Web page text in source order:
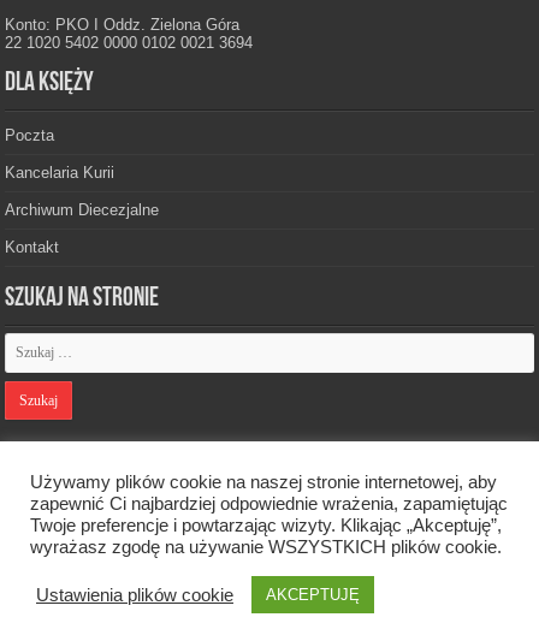
Konto: PKO I Oddz. Zielona Góra
22 1020 5402 0000 0102 0021 3694
Dla księży
Poczta
Kancelaria Kurii
Archiwum Diecezjalne
Kontakt
Szukaj na stronie
Designed by Webdawid
Oficjalna strona Diecezji Zielonogórsko-Gorzowskiej. © 2026. Wszelkie
prawa zastrzeżone.
Używamy plików cookie na naszej stronie internetowej, aby
zapewnić Ci najbardziej odpowiednie wrażenia, zapamiętując
Twoje preferencje i powtarzając wizyty. Klikając „Akceptuję”,
wyrażasz zgodę na używanie WSZYSTKICH plików cookie.
Ustawienia plików cookie AKCEPTUJĘ